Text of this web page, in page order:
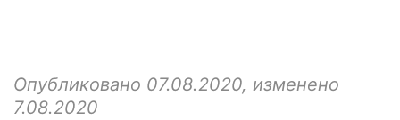
Опубликовано 07.08.2020, изменено
7.08.2020